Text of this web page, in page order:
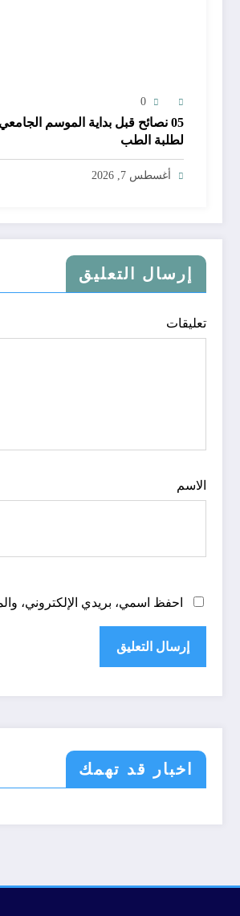
0
05 نصائح قبل بداية الموسم
لطلبة الطب
أغسطس 7, 2026
إرسال التعليق
تعليقات
الاسم
احفظ اسمي، بريدي الإلكتروني،
اخبار قد تهمك